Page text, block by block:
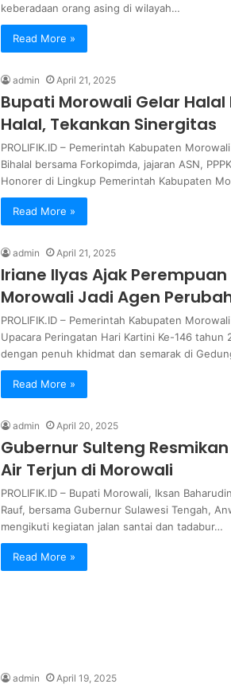
keberadaan orang asing di wilayah…
Read More »
admin April 21, 2025
Bupati Morowali Gelar Halal
Halal, Tekankan Sinergitas
PROLIFIK.ID – Pemerintah Kabupaten
Bihalal bersama Forkopimda, jajaran ASN,
Honorer di Lingkup Pemerintah Kabupaten
Read More »
admin April 21, 2025
Iriane Ilyas Ajak Perempuan
Morowali Jadi Agen
PROLIFIK.ID – Pemerintah Kabupaten
Upacara Peringatan Hari Kartini Ke-146 tahun
dengan penuh khidmat dan semarak di
Read More »
admin April 20, 2025
Gubernur Sulteng
Air Terjun di Morowali
PROLIFIK.ID – Bupati Morowali, Iksan
Rauf, bersama Gubernur Sulawesi Tengah,
mengikuti kegiatan jalan santai dan tadabur…
Read More »
admin April 19, 2025